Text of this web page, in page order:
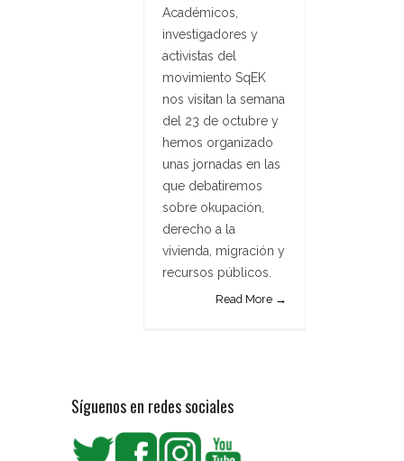
Académicos,
investigadores y
activistas del
movimiento SqEK
nos visitan la semana
del 23 de octubre y
hemos organizado
unas jornadas en las
que debatiremos
sobre okupación,
derecho a la
vivienda, migración y
recursos públicos.
Read More →
Síguenos en redes sociales